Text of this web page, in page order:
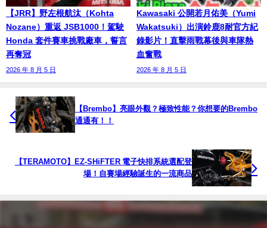
【JRR】野左根航汰（Kohta
Nozane）重返 JSB1000！駕駛
Honda 套件賽車挑戰廠車，誓言
再奪冠
2026 年 8 月 5 日
Kawasaki 公開若月佑美（Yumi
Wakatsuki）出演鈴鹿8耐官方紀
錄影片！直擊雨戰幕後與車隊熱
血奮戰
2026 年 8 月 5 日
【Brembo】亮眼外觀？極致性能？你想要的Brembo
通通有！！
【TERAMOTO】EZ-SHiFTER 電子快排系統選配登
場！自賽場經驗誕生的一流商品